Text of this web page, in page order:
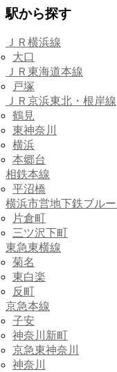
駅から探す
ＪＲ横浜線
大口
ＪＲ東海道本線
戸塚
ＪＲ京浜東北・根岸線
鶴見
東神奈川
横浜
本郷台
相鉄本線
平沼橋
横浜市営地下鉄ブル
片倉町
三ツ沢下町
東急東横線
菊名
東白楽
反町
京急本線
子安
神奈川新町
京急東神奈川
神奈川